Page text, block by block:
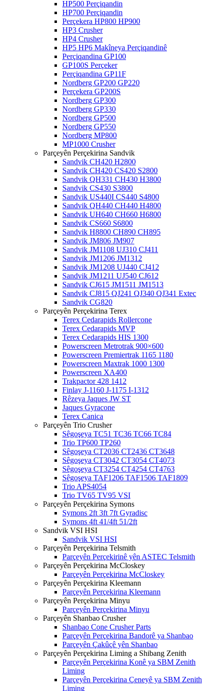
HP500 Perçiqandin
HP700 Perçiqandin
Perçekera HP800 HP900
HP3 Crusher
HP4 Crusher
HP5 HP6 Makîneya Perçiqandinê
Perçiqandina GP100
GP100S Perçeker
Perçiqandina GP11F
Nordberg GP200 GP220
Perçekera GP200S
Nordberg GP300
Nordberg GP330
Nordberg GP500
Nordberg GP550
Nordberg MP800
MP1000 Crusher
Parçeyên Perçekirina Sandvik
Sandvik CH420 H2800
Sandvik CH420 CS420 S2800
Sandvik QH331 CH430 H3800
Sandvik CS430 S3800
Sandvik US440I CS440 S4800
Sandvik QH440 CH440 H4800
Sandvik UH640 CH660 H6800
Sandvik CS660 S6800
Sandvik H8800 CH890 CH895
Sandvik JM806 JM907
Sandvik JM1108 UJ310 CJ411
Sandvik JM1206 JM1312
Sandvik JM1208 UJ440 CJ412
Sandvik JM1211 UJ540 CJ612
Sandvik CJ615 JM1511 JM1513
Sandvik CJ815 QJ241 QJ340 QJ341 Extec
Sandvik CG820
Parçeyên Perçekirina Terex
Terex Cedarapids Rollercone
Terex Cedarapids MVP
Terex Cedarapids HIS 1300
Powerscreen Metrotrak 900×600
Powerscreen Premiertrak 1165 1180
Powerscreen Maxtrak 1000 1300
Powerscreen XA400
Trakpactor 428 1412
Finlay J-1160 J-1175 I-1312
Rêzeya Jaques JW ST
Jaques Gyracone
Terex Canica
Parçeyên Trio Crusher
Sêgoşeya TC51 TC36 TC66 TC84
Trio TP600 TP260
Sêgoşeya CT2036 CT2436 CT3648
Sêgoşeya CT3042 CT3054 CT4073
Sêgoşeya CT3254 CT4254 CT4763
Sêgoşeya TAF1206 TAF1506 TAF1809
Trio APS4054
Trio TV65 TV95 VSI
Parçeyên Perçekirina Symons
Symons 2ft 3ft 7ft Gyradisc
Symons 4ft 41/4ft 51/2ft
Sandvik VSI HSI
Sandvik VSI HSI
Parçeyên Perçekirina Telsmith
Parçeyên Perçekirinê yên ASTEC Telsmith
Parçeyên Perçekirina McCloskey
Parçeyên Perçekirina McCloskey
Parçeyên Perçekirina Kleemann
Parçeyên Perçekirina Kleemann
Parçeyên Perçekirina Minyu
Parçeyên Perçekirina Minyu
Parçeyên Shanbao Crusher
Shanbao Cone Crusher Parts
Parçeyên Perçekirina Bandorê ya Shanbao
Parçeyên Çakûçê yên Shanbao
Parçeyên Perçekirina Liming a Shibang Zenith
Parçeyên Perçekirina Konê ya SBM Zenith
Liming
Parçeyên Perçekirina Çeneyê ya SBM Zenith
Liming